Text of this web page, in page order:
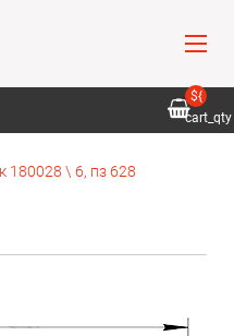
${
cart_qty
180028 \ 6, пз 628